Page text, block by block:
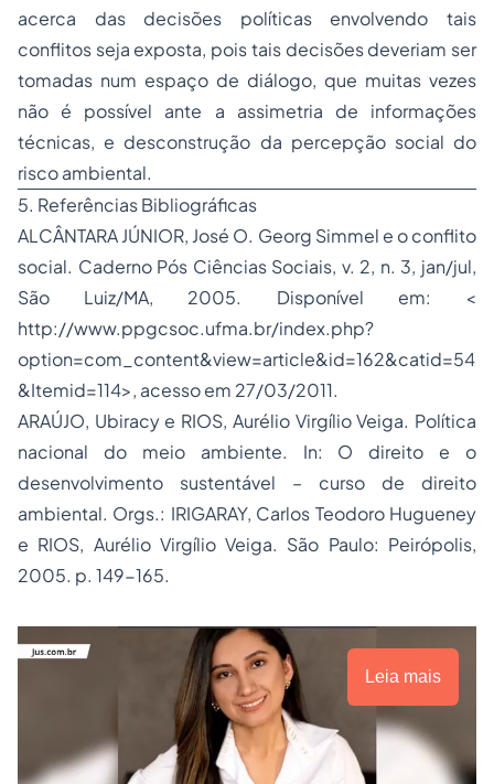
acerca das decisões políticas envolvendo tais
conflitos seja exposta, pois tais decisões deveriam ser
tomadas num espaço de diálogo, que muitas vezes
não é possível ante a assimetria de informações
técnicas, e desconstrução da percepção social do
risco ambiental.
5. Referências Bibliográficas
ALCÂNTARA JÚNIOR, José O. Georg Simmel e o conflito
social. Caderno Pós Ciências Sociais, v. 2, n. 3, jan/jul,
São Luiz/MA, 2005. Disponível em: <
http://www.ppgcsoc.ufma.br/index.php?
option=com_content&view=article&id=162&catid=54
&Itemid=114>, acesso em 27/03/2011.
ARAÚJO, Ubiracy e RIOS, Aurélio Virgílio Veiga. Política
nacional do meio ambiente. In: O direito e o
desenvolvimento sustentável – curso de direito
ambiental. Orgs.: IRIGARAY, Carlos Teodoro Hugueney
e RIOS, Aurélio Virgílio Veiga. São Paulo: Peirópolis,
2005. p. 149-165.
Leia mais